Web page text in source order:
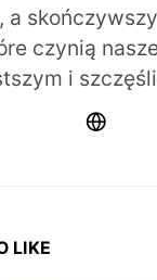
a
czynią
i
LIKE